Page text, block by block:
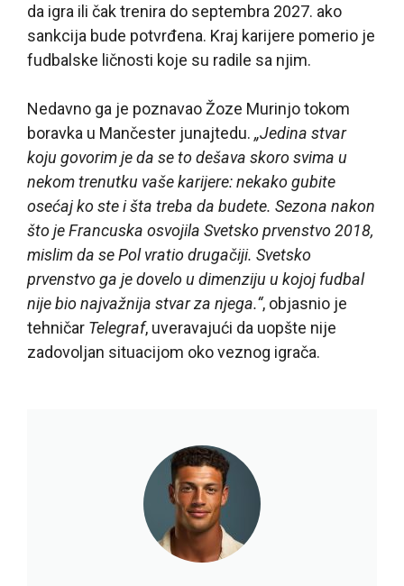
da igra ili čak trenira do septembra 2027. ako
sankcija bude potvrđena. Kraj karijere pomerio je
fudbalske ličnosti koje su radile sa njim.
Nedavno ga je poznavao Žoze Murinjo tokom
boravka u Mančester junajtedu. „Jedina stvar
koju govorim je da se to dešava skoro svima u
nekom trenutku vaše karijere: nekako gubite
osećaj ko ste i šta treba da budete. Sezona nakon
što je Francuska osvojila Svetsko prvenstvo 2018,
mislim da se Pol vratio drugačiji. Svetsko
prvenstvo ga je dovelo u dimenziju u kojoj fudbal
nije bio najvažnija stvar za njega.“, objasnio je
tehničar Telegraf, uveravajući da uopšte nije
zadovoljan situacijom oko veznog igrača.